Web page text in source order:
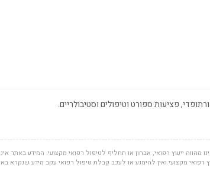
פציעות ספורט וטיפולים וסטיבולריים.
ייעוץ רפואי, אבחון או תחליף לטיפול רפואי מקצועי. המידע באתר
מקצועי ואין להימנע או לעכב קבלת טיפול רפואי עקב מידע שנקרא